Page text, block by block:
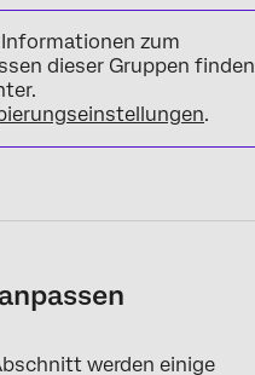
Informationen zum
dieser Gruppen finden
.
werden einige